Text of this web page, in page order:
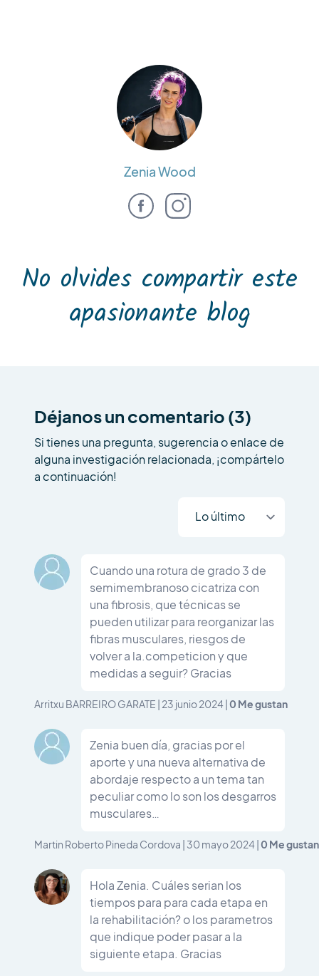
Zenia Wood
No olvides compartir este
apasionante blog
Déjanos un comentario (3)
Si tienes una pregunta, sugerencia o enlace de
alguna investigación relacionada, ¡compártelo
a continuación!
Cuando una rotura de grado 3 de
semimembranoso cicatriza con
una fibrosis, que técnicas se
pueden utilizar para reorganizar las
fibras musculares, riesgos de
volver a la.competicion y que
medidas a seguir? Gracias
Arritxu BARREIRO GARATE 23 junio 2024 0 Me gustan
Zenia buen día, gracias por el
aporte y una nueva alternativa de
abordaje respecto a un tema tan
peculiar como lo son los desgarros
musculares…
Martin Roberto Pineda Cordova 30 mayo 2024 0 Me gustan
Hola Zenia. Cuáles serian los
tiempos para para cada etapa en
la rehabilitación? o los parametros
que indique poder pasar a la
siguiente etapa. Gracias